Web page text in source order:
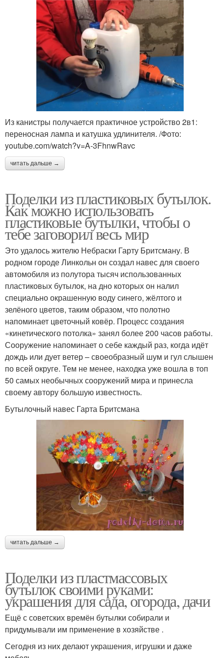
Из канистры получается практичное устройство 2в1:
переносная лампа и катушка удлинителя. /Фото:
youtube.com/watch?v=A-3FhnwRavc
читать дальше →
Поделки из пластиковых бутылок.
Как можно использовать
пластиковые бутылки, чтобы о
тебе заговорил весь мир
Это удалось жителю Небраски Гарту Бритсману. В
родном городе Линкольн он создал навес для своего
автомобиля из полутора тысяч использованных
пластиковых бутылок, на дно которых он налил
специально окрашенную воду синего, жёлтого и
зелёного цветов, таким образом, что полотно
напоминает цветочный ковёр. Процесс создания
«кинетического потолка» занял более 200 часов работы.
Сооружение напоминает о себе каждый раз, когда идёт
дождь или дует ветер – своеобразный шум и гул слышен
по всей округе. Тем не менее, находка уже вошла в топ
50 самых необычных сооружений мира и принесла
своему автору большую известность.
Бутылочный навес Гарта Бритсмана
читать дальше →
Поделки из пластмассовых
бутылок своими руками:
украшения для сада, огорода, дачи
Ещё с советских времён бутылки собирали и
придумывали им применение в хозяйстве .
Сегодня из них делают украшения, игрушки и даже